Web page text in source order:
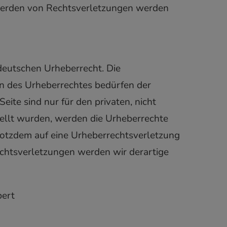
von Rechtsverletzungen werden
Urheberrecht. Die
Urheberrechtes bedürfen der
sind nur für den privaten, nicht
wurden, werden die Urheberrechte
auf eine Urheberrechtsverletzung
werden wir derartige